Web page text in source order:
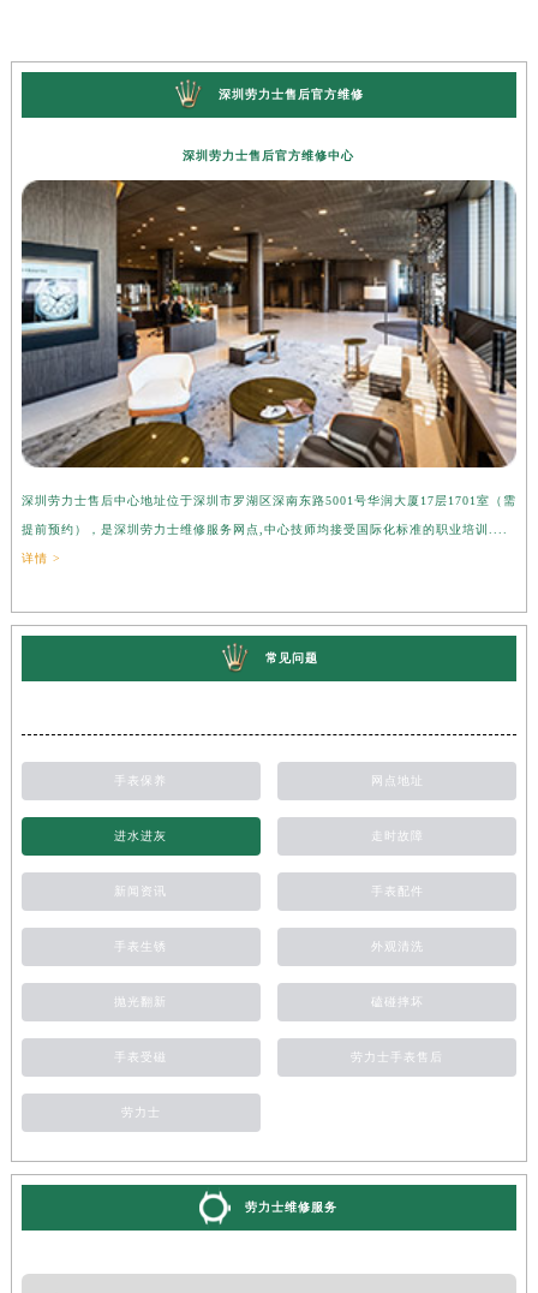
深圳劳力士售后官方维修
深圳劳力士售后官方维修中心
深圳劳力士售后中心地址位于深圳市罗湖区深南东路5001号华润大厦17层1701室（需
提前预约），是深圳劳力士维修服务网点,中心技师均接受国际化标准的职业培训....
详情 >
常见问题
手表保养 网点地址
进水进灰 走时故障
新闻资讯 手表配件
手表生锈 外观清洗
抛光翻新 磕碰摔坏
手表受磁 劳力士手表售后
劳力士
劳力士维修服务